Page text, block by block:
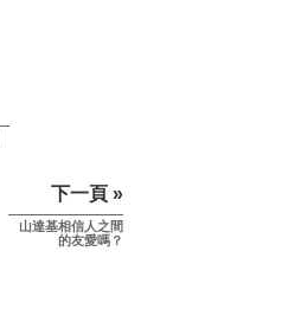
下一頁 »
山達基相信人之間
的友愛嗎？